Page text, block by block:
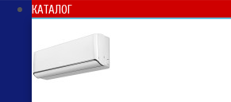
КАТАЛОГ